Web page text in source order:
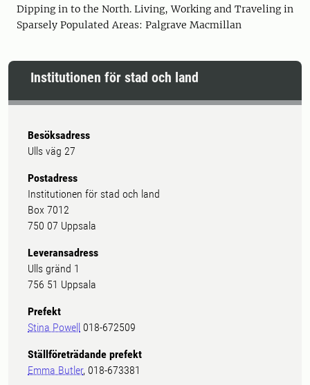
Dipping in to the North. Living, Working and Traveling in
Sparsely Populated Areas: Palgrave Macmillan
Institutionen för stad och land
Besöksadress
Ulls väg 27
Postadress
Institutionen för stad och land
Box 7012
750 07 Uppsala
Leveransadress
Ulls gränd 1
756 51 Uppsala
Prefekt
Stina Powell 018-672509
Ställföreträdande prefekt
Emma Butler, 018-673381